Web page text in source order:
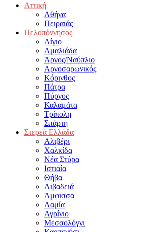
Αττική
Αθήνα
Πειραιάς
Πελοπόννησος
Αίγιο
Αμαλιάδα
Άργος/Ναύπλιο
Αργοσαρωνικός
Κόρινθος
Πάτρα
Πύργος
Καλαμάτα
Τρίπολη
Σπάρτη
Στερεά Ελλάδα
Αλιβέρι
Χαλκίδα
Νέα Στύρα
Ιστιαία
Θήβα
Λιβαδειά
Άμφισσα
Λαμία
Αγρίνιο
Μεσσολόγγι